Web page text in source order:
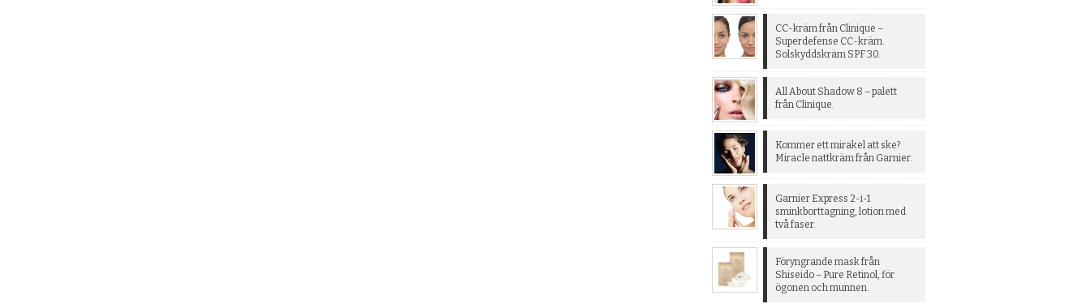
CC-kräm från Clinique –
Superdefense CC-kräm.
Solskyddskräm SPF 30.
All About Shadow 8 – palett
från Clinique.
Kommer ett mirakel att ske?
Miracle nattkräm från Garnier.
Garnier Express 2-i-1
sminkborttagning, lotion med
två faser.
Föryngrande mask från
Shiseido – Pure Retinol, för
ögonen och munnen.